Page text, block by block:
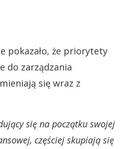
pokazało, że priorytety
do zarządzania
się wraz z
się na początku swojej
częściej skupiają się